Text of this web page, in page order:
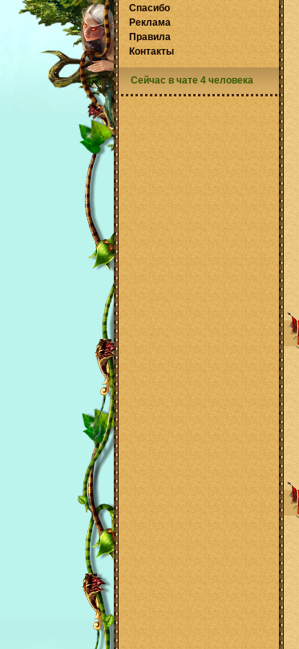
Спасибо
Реклама
Правила
Контакты
Сейчас в чате 4 человека